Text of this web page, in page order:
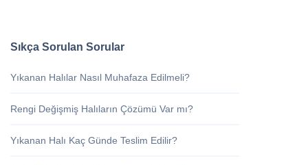
Sıkça Sorulan Sorular
Yıkanan Halılar Nasıl Muhafaza Edilmeli?
Rengi Değişmiş Halıların Çözümü Var mı?
Yıkanan Halı Kaç Günde Teslim Edilir?